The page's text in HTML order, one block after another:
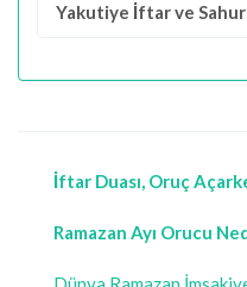
Yakutiye İftar ve
İftar Duası, Oruç
Ramazan Ayı Orucu